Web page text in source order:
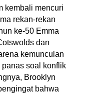
kembali mencuri
rekan-rekan
ke-50 Emma
dan
kemunculan
soal konflik
Brooklyn
bahwa